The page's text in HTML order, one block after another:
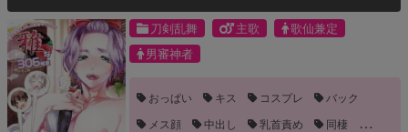
刀剣乱舞 主歌
歌仙兼定
男審神者
おっぱい キス コスプレ
バック
メス顔
中出し 乳首責め
同棲